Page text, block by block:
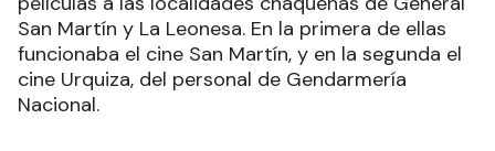
San Martín y La Leonesa. En la primera de ellas
funcionaba el cine San Martín, y en la segunda el
cine Urquiza, del personal de Gendarmería
Nacional.